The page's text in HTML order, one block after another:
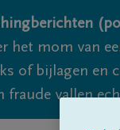
het mom van
of bijlagen en
fraude vallen